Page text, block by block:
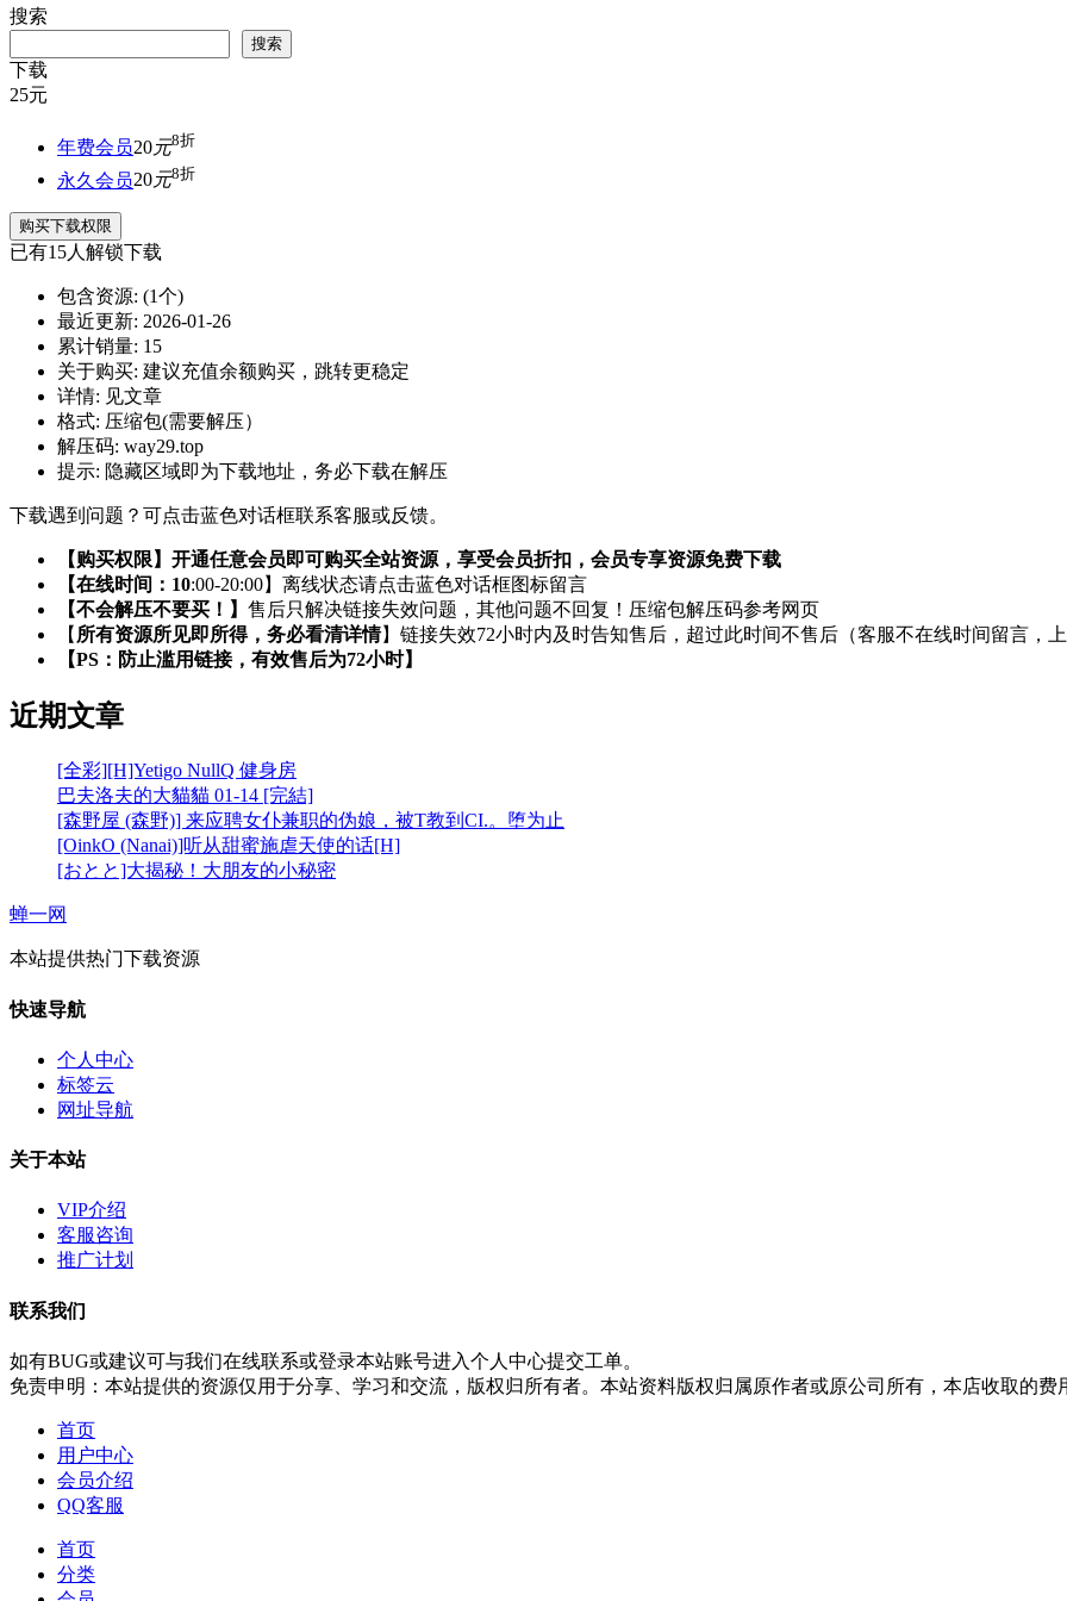
搜索
搜索
下载
25元
年费会员20元8折
永久会员20元8折
购买下载权限
已有15人解锁下载
包含资源: (1个)
最近更新: 2026-01-26
累计销量: 15
关于购买: 建议充值余额购买，跳转更稳定
详情: 见文章
格式: 压缩包(需要解压）
解压码: way29.top
提示: 隐藏区域即为下载地址，务必下载在解压
下载遇到问题？可点击蓝色对话框联系客服或反馈。
【购买权限】开通任意会员即可购买全站资源，享受会员折扣，会员专享资源免费下载
【在线时间：10:00-20:00】离线状态请点击蓝色对话框图标留言
【不会解压不要买！】 售后只解决链接失效问题，其他问题不回复！压缩包解压码参考网页
【 所有资源所见即所得，务必看清详情】链接失效72小时内及时告知售后，超过此时间不售后（客服不在线时间留言，上
【PS：防止滥用链接，有效售后为72小时】
近期文章
[全彩][H]Yetigo NullQ 健身房
巴夫洛夫的大貓貓 01-14 [完結]
[森野屋 (森野)] 来应聘女仆兼职的伪娘，被T教到CI.。堕为止
[OinkO (Nanai)]听从甜蜜施虐天使的话[H]
[おとと]大揭秘！大朋友的小秘密
蝉一网
本站提供热门下载资源
快速导航
个人中心
标签云
网址导航
关于本站
VIP介绍
客服咨询
推广计划
联系我们
如有BUG或建议可与我们在线联系或登录本站账号进入个人中心提交工单。
免责申明：本站提供的资源仅用于分享、学习和交流，版权归所有者。本站资料版权归属原作者或原公司所有，本店收取的费
首页
用户中心
会员介绍
QQ客服
首页
分类